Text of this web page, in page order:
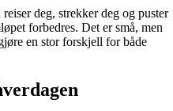
deg, strekker deg og puster
forbedres. Det er små, men
en stor forskjell for både